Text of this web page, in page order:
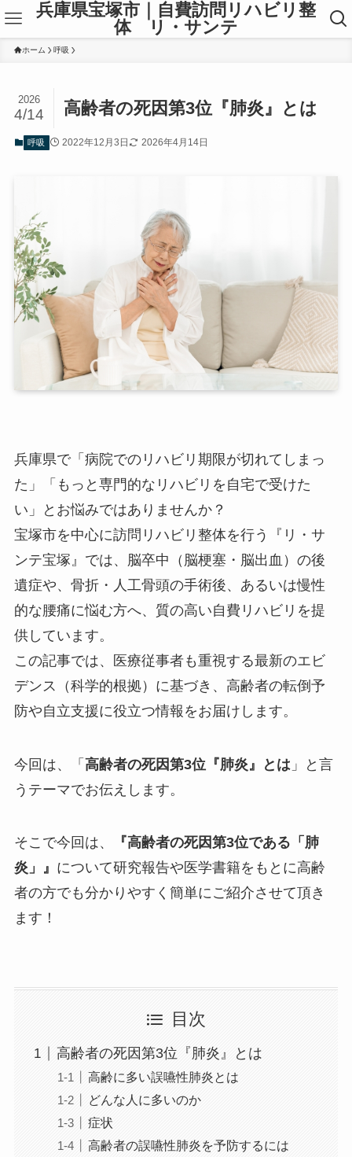
兵庫県宝塚市｜自費訪問リハビリ整
体 リ・サンテ
ホーム 呼吸
高齢者の死因第3位『肺炎』とは
2026
4/14
呼吸 2022年12月3日 2026年4月14日
兵庫県で「病院でのリハビリ期限が切れてしまっ
た」「もっと専門的なリハビリを自宅で受けた
い」とお悩みではありませんか？
宝塚市を中心に訪問リハビリ整体を行う『リ・サ
ンテ宝塚』では、脳卒中（脳梗塞・脳出血）の後
遺症や、骨折・人工骨頭の手術後、あるいは慢性
的な腰痛に悩む方へ、質の高い自費リハビリを提
供しています。
この記事では、医療従事者も重視する最新のエビ
デンス（科学的根拠）に基づき、高齢者の転倒予
防や自立支援に役立つ情報をお届けします。
今回は、「 高齢者の死因第3位『肺炎』とは 」と言
うテーマでお伝えします。
そこで今回は、
『高齢者の死因第3位である「肺
炎」』 について研究報告や医学書籍をもとに高齢
者の方でも分かりやすく簡単にご紹介させて頂き
ます！
目次
高齢者の死因第3位『肺炎』とは
高齢に多い誤嚥性肺炎とは
どんな人に多いのか
症状
高齢者の誤嚥性肺炎を予防するには